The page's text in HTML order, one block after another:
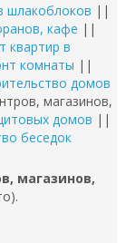
шлакоблоков ||
кафе ||
квартир в
комнаты ||
домов
магазинов,
домов ||
беседок
магазинов,